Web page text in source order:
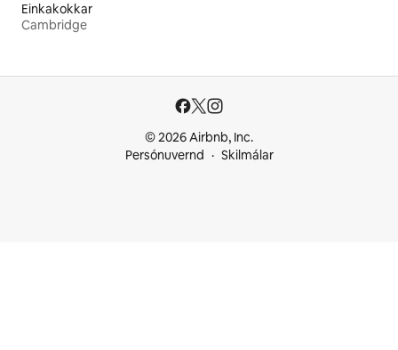
Einkakokkar
Cambridge
© 2026 Airbnb, Inc.
Persónuvernd
Skilmálar